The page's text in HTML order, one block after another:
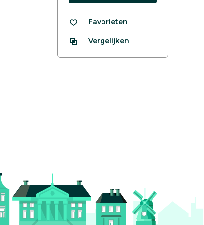
Favorieten
Vergelijken